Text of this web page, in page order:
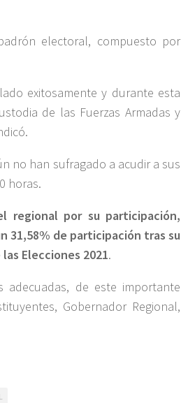
electoral, compuesto por
exitosamente y durante esta
de las Fuerzas Armadas y
no han sufragado a acudir a sus
horas.
regional por su participación,
31,58% de participación tras su
Elecciones 2021.
adecuadas, de este importante
Gobernador Regional,